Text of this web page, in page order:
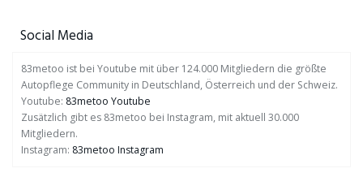
Social Media
83metoo ist bei Youtube mit über 124.000 Mitgliedern die größte
Autopflege Community in Deutschland, Österreich und der Schweiz.
Youtube: 83metoo Youtube
Zusätzlich gibt es 83metoo bei Instagram, mit aktuell 30.000
Mitgliedern.
Instagram: 83metoo Instagram